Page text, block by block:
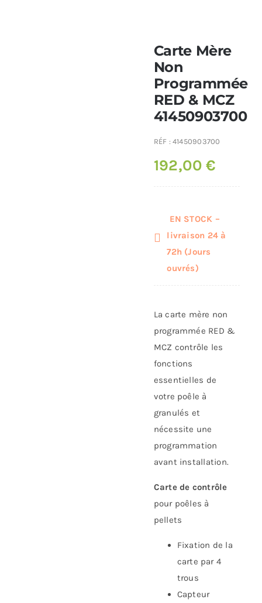
Carte Mère
Non
Programmée
RED & MCZ
41450903700
RÉF :41450903700
192,00€
EN STOCK –
livraison 24 à
72h (Jours
ouvrés)
La carte mère non
programmée RED &
MCZ contrôle les
fonctions
essentielles de
votre poêle à
granulés et
nécessite une
programmation
avant installation.
Carte de contrôle
pour poêles à
pellets
Fixation de la
carte par 4
trous
Capteur